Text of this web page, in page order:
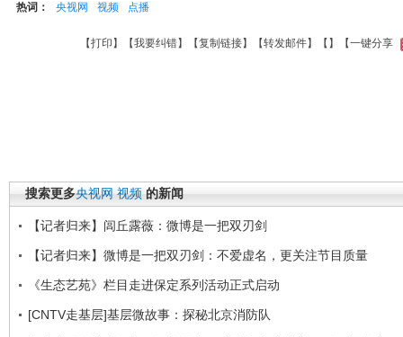
热词： 央视网 视频 点播
【打印 】【我要纠错】【复制链接】【转发邮件】【 】 【一键分享
搜索更多央视网 视频 的新闻
【记者归来】闾丘露薇：微博是一把双刃剑
【记者归来】微博是一把双刃剑：不爱虚名，更关注节目质量
《生态艺苑》栏目走进保定系列活动正式启动
[CNTV走基层]基层微故事：探秘北京消防队